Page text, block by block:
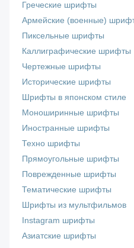
Греческие шрифты
Армейские (военные)
Пиксельные шрифты
Каллиграфические шрифты
Чертежные шрифты
Исторические шрифты
Шрифты в японском стиле
Моноширинные шрифты
Иностранные шрифты
Техно шрифты
Прямоугольные шрифты
Поврежденные шрифты
Тематические шрифты
Шрифты из мультфильмов
Instagram шрифты
Азиатские шрифты